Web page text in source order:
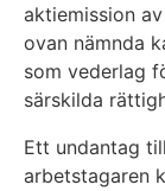
aktiemission
ovan nämnda
som vederlag
särskilda
Ett undantag
arbetstagaren